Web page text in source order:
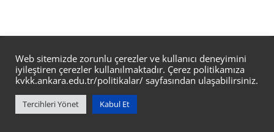
@ ANKARA ÜNİVERSİTESİ BİD
Web sitemizde zorunlu çerezler ve kullanıcı deneyimini
iyileştiren çerezler kullanılmaktadır. Çerez politikamıza
kvkk.ankara.edu.tr/politikalar/ sayfasından ulaşabilirsiniz.
Tercihleri Yönet Kabul Et